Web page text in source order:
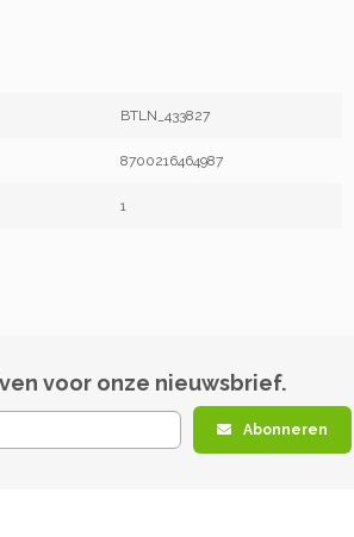
BTLN_433827
8700216464987
1
voor onze nieuwsbrief.
Abonneren